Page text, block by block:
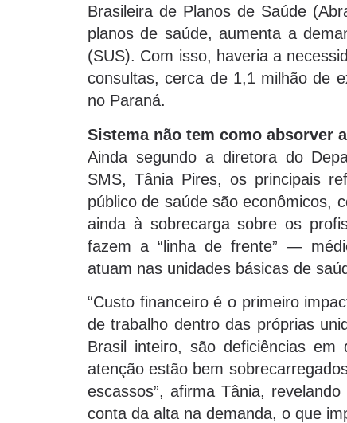
Brasileira de Planos de Saúde
planos de saúde, aumenta a
(SUS). Com isso, haveria a
consultas, cerca de 1,1 milhão de
no Paraná.
Sistema não tem como absorver
Ainda segundo a diretora do
SMS, Tânia Pires, os principais
público de saúde são econômicos,
ainda à sobrecarga sobre os
fazem a “linha de frente” —
atuam nas unidades básicas de
“Custo financeiro é o primeiro
de trabalho dentro das próprias
Brasil inteiro, são deficiências
atenção estão bem
escassos”, afirma Tânia,
conta da alta na demanda, o que